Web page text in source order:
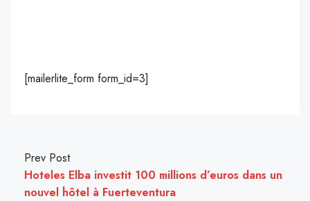
[mailerlite_form form_id=3]
Prev Post
Hoteles Elba investit 100 millions d’euros dans un
nouvel hôtel à Fuerteventura